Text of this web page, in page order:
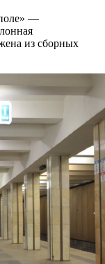
поле» —
из сборных